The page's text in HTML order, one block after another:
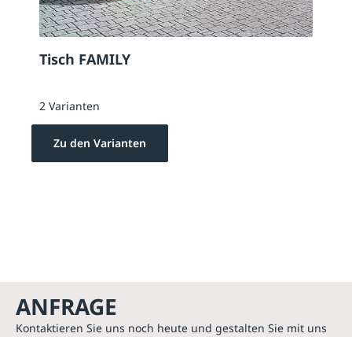
Tisch FAMILY
2 Varianten
Zu den Varianten
ANFRAGE
Kontaktieren Sie uns noch heute und gestalten Sie mit uns